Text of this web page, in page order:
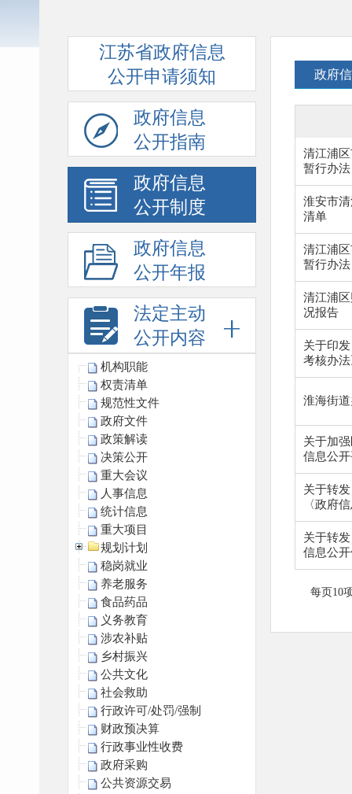
江苏省政府信息
公开申请须知
政府信息
公开指南
政府信息
公开制度
政府信息
公开年报
法定主动
公开内容
机构职能
权责清单
规范性文件
政府文件
政策解读
决策公开
重大会议
人事信息
统计信息
重大项目
规划计划
稳岗就业
养老服务
食品药品
义务教育
涉农补贴
乡村振兴
公共文化
社会救助
行政许可/处罚/强制
财政预决算
行政事业性收费
政府采购
公共资源交易
政府
清江浦
暂行办法
淮安市
清单
清江浦
暂行办法
清江浦
况报告
关于印
考核办
淮海街
关于加
信息公
关于转
〈政府
关于转
信息公
每页10